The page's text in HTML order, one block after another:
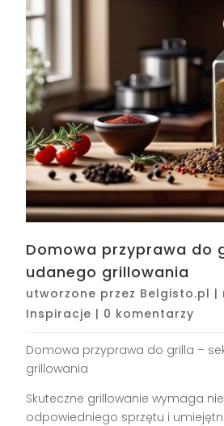
Domowa przyprawa do
udanego grillowania
utworzone przez Belgisto.pl |
Inspiracje | 0 komentarzy
Domowa przyprawa do grilla –
grillowania
Skuteczne grillowanie wymaga
odpowiedniego sprzętu i